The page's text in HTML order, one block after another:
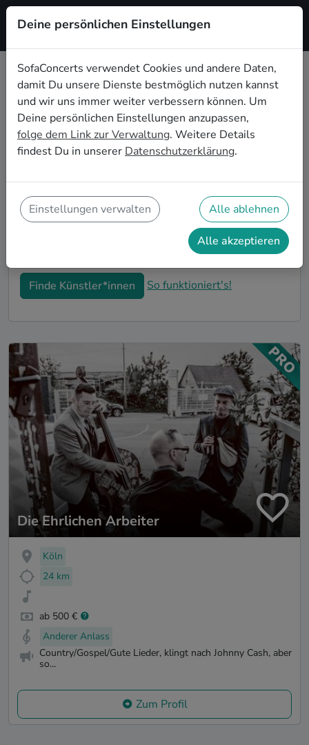
Registrieren
Gospel Live-Musik für die
Einweihungsparty in Bonn
Du bist gerade in Deine neue Wohnung eingezogen
und möchtest jetzt die ersten Erinnerungen formen?
Einweihungsparty in Bonn kannst Du Dir sicher sein,
dass Deine Wohnung im richtigen Glanz erstrahlt. Auf
SofaConcerts findest Du professionelle und
authentische Live-Acts, die perfekt auf Deine
Einweihungsparty in Bonn passen.
Finde Künstler*innen So funktioniert's!
Die Ehrlichen Arbeiter
Köln
24 km
ab 500 €
Anderer Anlass
Country/Gospel/Gute Lieder, klingt nach Johnny Cash, aber
so...
Zum Profil
Deine persönlichen Einstellungen
SofaConcerts verwendet Cookies und andere Daten,
damit Du unsere Dienste bestmöglich nutzen kannst
und wir uns immer weiter verbessern können. Um
Deine persönlichen Einstellungen anzupassen,
folge dem Link zur Verwaltung. Weitere Details
findest Du in unserer Datenschutzerklärung.
Einstellungen verwalten Alle ablehnen
Alle akzeptieren